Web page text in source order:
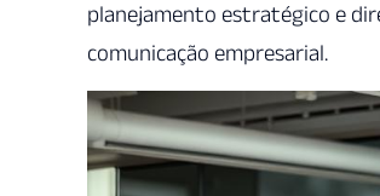
planejamento estratégico e
comunicação empresarial.